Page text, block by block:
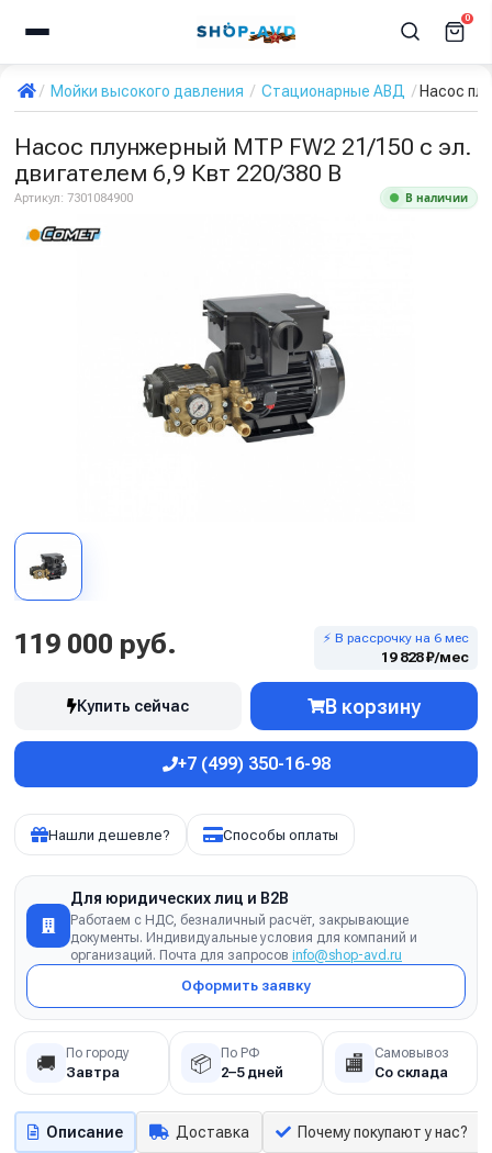
0
Мойки высокого давления Стационарные АВД Насос
Насос плунжерный MTP FW2 21/150 с эл.
двигателем 6,9 Квт 220/380 В
Артикул: 7301084900 В наличии
119 000 руб. ⚡ В рассрочку на 6 мес
19 828 ₽/мес
Купить сейчас В корзину
+7 (499) 350-16-98
Нашли дешевле? Способы оплаты
Для юридических лиц и B2B
Работаем с НДС, безналичный расчёт, закрывающие
документы. Индивидуальные условия для компаний и
организаций. Почта для запросов info@shop-avd.ru
Оформить заявку
🚚 По городу
Завтра 📦 По РФ
2–5 дней 🏬 Самовывоз
Со склада
Описание Доставка Почему покупают у нас?